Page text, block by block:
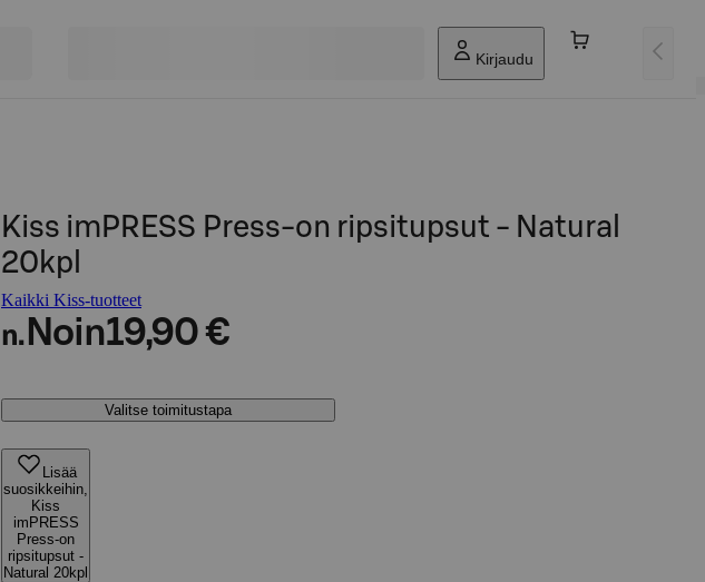
Kirjaudu
Kiss imPRESS Press-on ripsitupsut - Natural
20kpl
Kaikki Kiss-tuotteet
n. Noin19,90 €
Valitse toimitustapa
Lisää
suosikkeihin,
Kiss
imPRESS
Press-on
ripsitupsut -
Natural 20kpl